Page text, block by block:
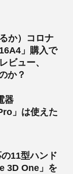
か）コロナ
」購入で
ビュー、
か？
器
」は使えた
11型ハンド
3D One」を